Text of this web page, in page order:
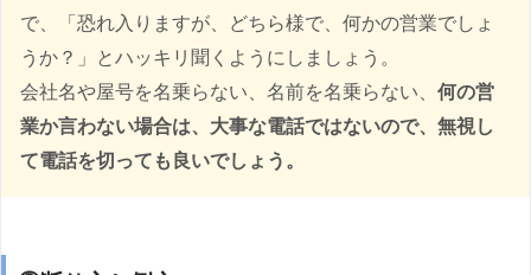
で、「恐れ入りますが、どちら様で、何かの営業でしょ
うか？」とハッキリ聞くようにしましょう。
会社名や屋号を名乗らない、名前を名乗らない、 何の営
業か言わない場合は、大事な電話ではないので、無視し
て電話を切っても良いでしょう。